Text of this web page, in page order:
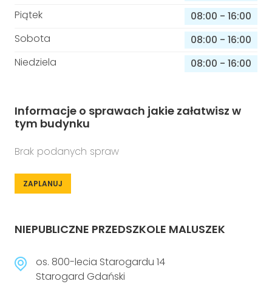
Piątek
08:00 - 16:00
Sobota
08:00 - 16:00
Niedziela
08:00 - 16:00
Informacje o sprawach jakie załatwisz w
tym budynku
Brak podanych spraw
ZAPLANUJ
NIEPUBLICZNE PRZEDSZKOLE MALUSZEK
os. 800-lecia Starogardu 14
Starogard Gdański